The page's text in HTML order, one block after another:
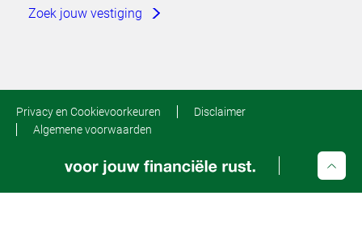
Zoek jouw vestiging
Privacy en Cookievoorkeuren
Disclaimer
Algemene voorwaarden